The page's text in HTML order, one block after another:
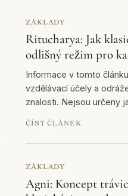
ZÁKLADY
Ritucharya: Jak
odlišný režim pro
Informace v tomto
vzdělávací účely a
znalosti. Nejsou určeny
ČÍST ČLÁNEK
ZÁKLADY
Agni: Koncept